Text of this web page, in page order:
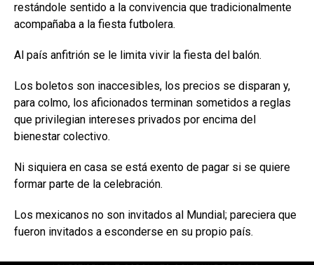
restándole sentido a la convivencia que tradicionalmente
acompañaba a la fiesta futbolera.
Al país anfitrión se le limita vivir la fiesta del balón.
Los boletos son inaccesibles, los precios se disparan y,
para colmo, los aficionados terminan sometidos a reglas
que privilegian intereses privados por encima del
bienestar colectivo.
Ni siquiera en casa se está exento de pagar si se quiere
formar parte de la celebración.
Los mexicanos no son invitados al Mundial; pareciera que
fueron invitados a esconderse en su propio país.